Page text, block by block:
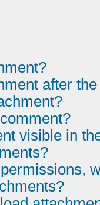
after
visible in